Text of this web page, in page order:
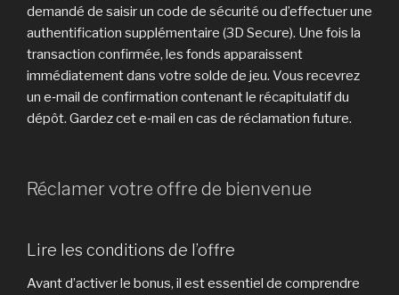
demandé de saisir un code de sécurité ou d’effectuer une
authentification supplémentaire (3D Secure). Une fois la
transaction confirmée, les fonds apparaissent
immédiatement dans votre solde de jeu. Vous recevrez
un e‑mail de confirmation contenant le récapitulatif du
dépôt. Gardez cet e‑mail en cas de réclamation future.
Réclamer votre offre de bienvenue
Lire les conditions de l’offre
Avant d’activer le bonus, il est essentiel de comprendre